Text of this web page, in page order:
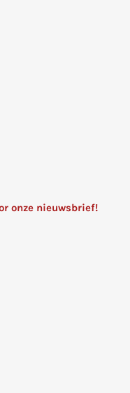
onze nieuwsbrief!